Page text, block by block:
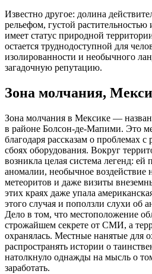
Известно другое: долина
рельефом, густой
имеет статус природной
остается труднодоступной для
изолированности и необычного
загадочную репутацию.
Зона молчания,
Зона молчания в Мексике —
в районе Болсон-де-Мапими. Это
благодаря рассказам о проблемах
сбоях оборудования. Вокруг
возникла целая система легенд:
аномалии, необычное воздействие
метеоритов и даже визиты
этих краях даже упала
этого случая и поползли слухи об
Дело в том, что местоположение
строжайшем секрете от СМИ, а
охранялась. Местные нанятые для
распространять истории о
натолкнуло однажды на мысль о
заработать.